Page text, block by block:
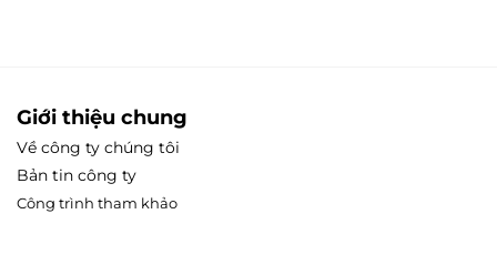
Giới thiệu chung
Về công ty chúng tôi
Bản tin công ty
Công trình tham khảo